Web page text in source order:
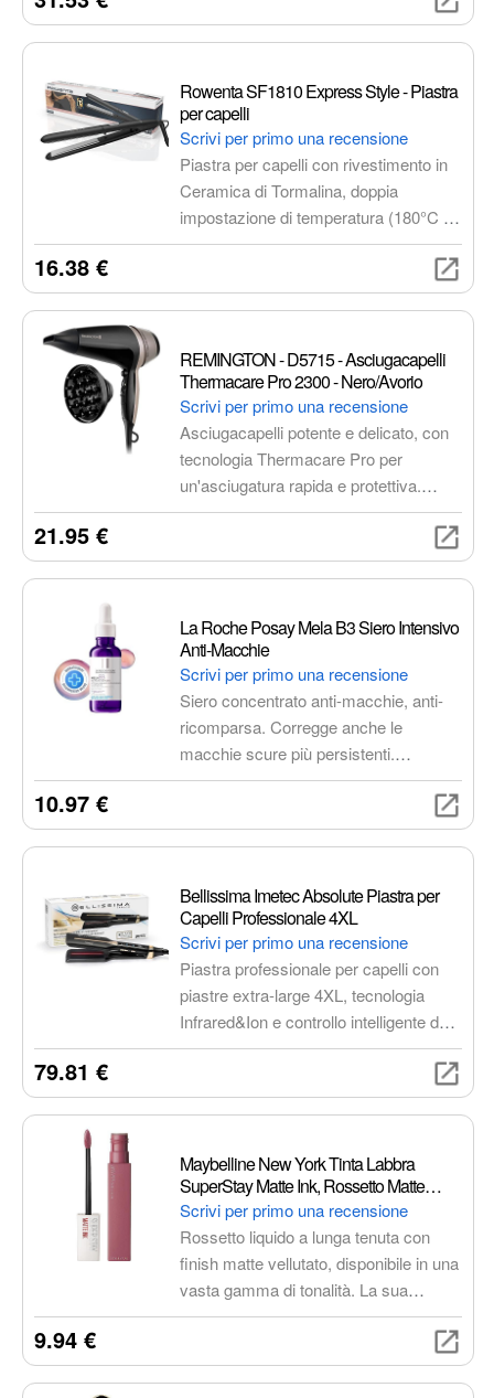
esfolianti, niacinamide e acqua
Rowenta SF1810 Express Style - Piastra
per capelli
Scrivi per primo una recensione
Piastra per capelli con rivestimento in
Ceramica di Tormalina, doppia
impostazione di temperatura (180°C e
210°C), piastre più lunghe del 20% e
ottenere capelli lisci, setosi e protetti in
16.38 €
REMINGTON - D5715 - Asciugacapelli
Thermacare Pro 2300 - Nero/Avorio
Scrivi per primo una recensione
Asciugacapelli potente e delicato, con
tecnologia Thermacare Pro per
un'asciugatura rapida e protettiva.
Dotato di condizionamento ionico,
capelli ricci o volume.
21.95 €
La Roche Posay Mela B3 Siero Intensivo
Anti-Macchie
Scrivi per primo una recensione
Siero concentrato anti-macchie, anti-
ricomparsa. Corregge anche le
macchie scure più persistenti.
Uniforma il colorito, riduce i segni post
10.97 €
Bellissima Imetec Absolute Piastra per
Capelli Professionale 4XL
Scrivi per primo una recensione
Piastra professionale per capelli con
piastre extra-large 4XL, tecnologia
Infrared&Ion e controllo intelligente del
calore per un liscio impeccabile e
duraturo, senza danneggiare i capelli.
Risultati straordinari in metà tempo,
79.81 €
Maybelline New York Tinta Labbra
SuperStay Matte Ink, Rossetto Matte
Liquido a Lunga Tenuta, Lover (15), 5 ml
Scrivi per primo una recensione
Rossetto liquido a lunga tenuta con
finish matte vellutato, disponibile in una
vasta gamma di tonalità. La sua
formula a inchiostro elastico garantisce
seccare le labbra.
9.94 €